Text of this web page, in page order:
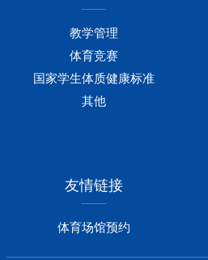
教学管理
体育竞赛
国家学生体质健康标准
其他
友情链接
体育场馆预约